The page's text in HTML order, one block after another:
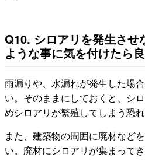
Q10. シロアリを発生させ
ような事に気を付けたら良
雨漏りや、水漏れが発生した場
い。そのままにしておくと、シ
めシロアリが繁殖してしまう恐れ
また、建築物の周囲に廃材など
い。廃材にシロアリが集まってき